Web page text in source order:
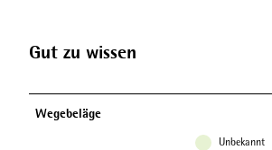
Gut zu wissen
Wegebeläge
Unbekannt